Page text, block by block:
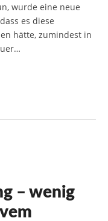
wurde eine neue
es diese
hätte, zumindest in
– wenig